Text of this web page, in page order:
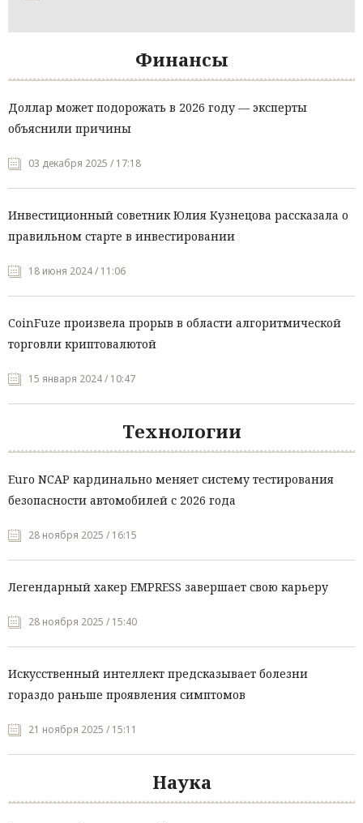
Финансы
Доллар может подорожать в 2026 году — эксперты
объяснили причины
03 декабря 2025 / 17:18
Инвестиционный советник Юлия Кузнецова рассказала о
правильном старте в инвестировании
18 июня 2024 / 11:06
CoinFuze произвела прорыв в области алгоритмической
торговли криптовалютой
15 января 2024 / 10:47
Технологии
Euro NCAP кардинально меняет систему тестирования
безопасности автомобилей с 2026 года
28 ноября 2025 / 16:15
Легендарный хакер EMPRESS завершает свою карьеру
28 ноября 2025 / 15:40
Искусственный интеллект предсказывает болезни
гораздо раньше проявления симптомов
21 ноября 2025 / 15:11
Наука